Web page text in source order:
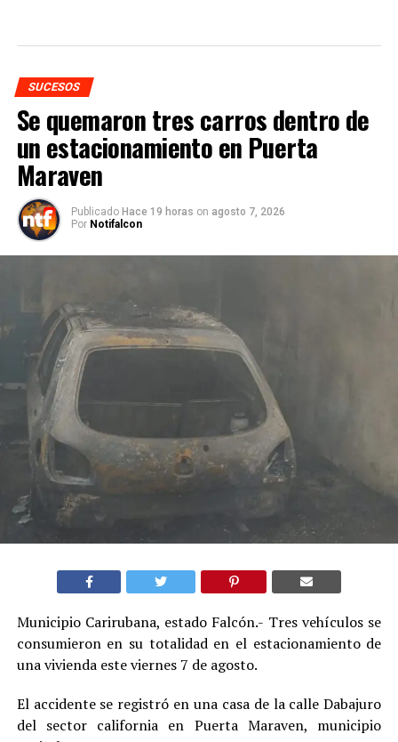
SUCESOS
Se quemaron tres carros dentro de
un estacionamiento en Puerta
Maraven
Publicado Hace 19 horas on agosto 7, 2026
Por Notifalcon
Municipio Carirubana, estado Falcón.- Tres vehículos se
consumieron en su totalidad en el estacionamiento de
una vivienda este viernes 7 de agosto.
El accidente se registró en una casa de la calle Dabajuro
del sector california en Puerta Maraven, municipio